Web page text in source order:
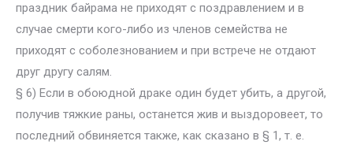
праздник байрама не приходят с поздравлением и в
случае смерти кого-либо из членов семейства не
приходят с соболезнованием и при встрече не отдают
друг другу салям.
§ 6) Если в обоюдной драке один будет убить, а другой,
получив тяжкие раны, останется жив и выздоровеет, то
последний обвиняется также, как сказано в § 1, т. е.